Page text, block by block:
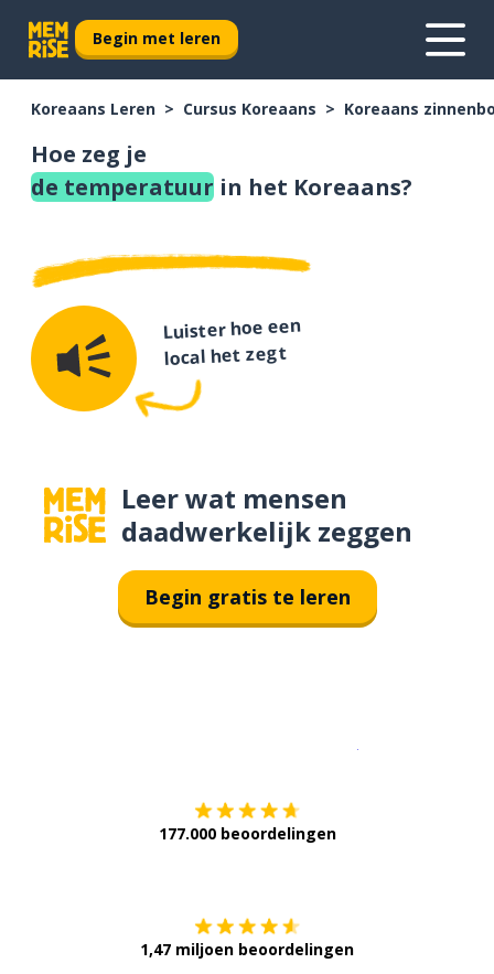
Begin met leren
Koreaans Leren Cursus Koreaans Koreaans
Hoe zeg je
de temperatuur in het Koreaans?
Luister hoe een
local het zegt
Leer wat mensen
daadwerkelijk zeggen
Begin gratis te leren
177.000 beoordelingen
1,47 miljoen beoordelingen